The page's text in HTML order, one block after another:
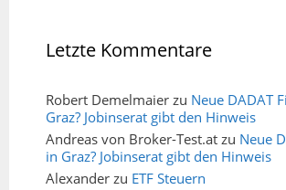
Letzte Kommentare
Robert Demelmaier zu Neue DADAT
Graz? Jobinserat gibt den Hinweis
Andreas von Broker-Test.at zu Neue
in Graz? Jobinserat gibt den Hinweis
Alexander zu ETF Steuern